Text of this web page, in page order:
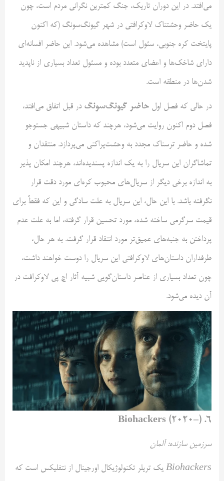
می‌افتد. در این دوران تاریک، جنگ کمترین نگرانی مردم است، چون
یک حاضر وحشتناک لاوکرافتی در شهر گیونگ‌سونگ (که اکنون
پایتخت کره جنوبی، سئول است) مشاهده می‌شود. این حاضر افسانه‌ای
دارای شاخک‌ها و اعضای متعدد بوده و مسئول تعداد بسیاری از ناپدید
شدن‌ها در منطقه است.
در حالی که فصل اول حاضر گیونگ‌سونگ در قبل اتفاق می‌افتد،
فصل دوم اکنون روایت می‌شود، هرچند که داستان شبیهی جستوجو
شده و حاضر ترسناک مجدد به وحشت‌پراکنی می‌پردازد. منتقدان و
تماشاگران این سریال را به یک اندازه پسندیده‌اند، هرچند امکان پذیر
به اندازه برخی دیگر از سریال‌های محبوب کره‌ای مورد دقت قرار
نگرفته باشد. با این حال، این سریال به علت سادگی و این که فقطً برای
قیمت سرگرمی ساخته شده، مورد تحسین قرار گرفته، اما به علت عدم
پرداختن به جنبه‌های عمیق‌تر مورد انتقاد قرار گرفت. به هر حال،
طرفداران داستان‌های لاوکرافتی این سریال را دوست خواهند داشت،
چون تعداد بسیاری از عناصر داستان‌گویی شبیه آثار اچ پی لاوکرافت در
آن دیده می‌شود.
۶. Biohackers (۲۰۲۰–)
سرزمین سازنده: آلمان
Biohackers یک تریلر تکنولوژیکال اورجینال از نتفلیکس است که